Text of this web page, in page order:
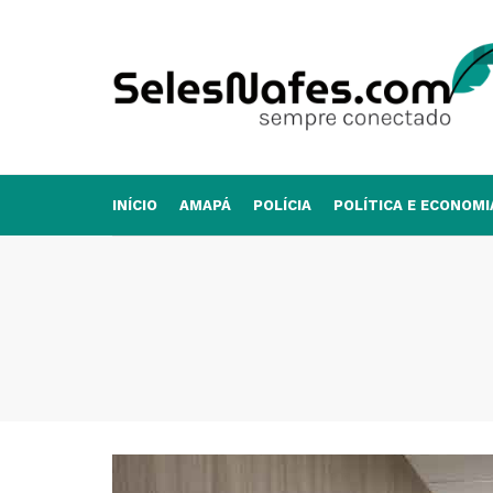
INÍCIO AMAPÁ POLÍCIA POLÍTICA E